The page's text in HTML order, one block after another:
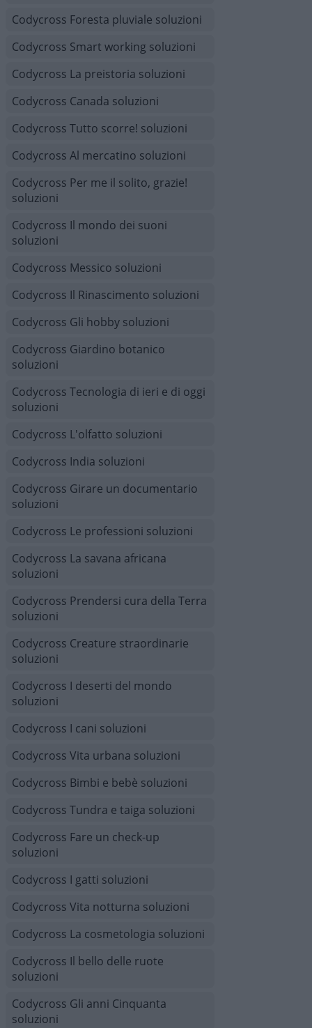
Codycross Foresta pluviale soluzioni
Codycross Smart working soluzioni
Codycross La preistoria soluzioni
Codycross Canada soluzioni
Codycross Tutto scorre! soluzioni
Codycross Al mercatino soluzioni
Codycross Per me il solito, grazie!
soluzioni
Codycross Il mondo dei suoni
soluzioni
Codycross Messico soluzioni
Codycross Il Rinascimento soluzioni
Codycross Gli hobby soluzioni
Codycross Giardino botanico
soluzioni
Codycross Tecnologia di ieri e di oggi
soluzioni
Codycross L'olfatto soluzioni
Codycross India soluzioni
Codycross Girare un documentario
soluzioni
Codycross Le professioni soluzioni
Codycross La savana africana
soluzioni
Codycross Prendersi cura della Terra
soluzioni
Codycross Creature straordinarie
soluzioni
Codycross I deserti del mondo
soluzioni
Codycross I cani soluzioni
Codycross Vita urbana soluzioni
Codycross Bimbi e bebè soluzioni
Codycross Tundra e taiga soluzioni
Codycross Fare un check-up
soluzioni
Codycross I gatti soluzioni
Codycross Vita notturna soluzioni
Codycross La cosmetologia soluzioni
Codycross Il bello delle ruote
soluzioni
Codycross Gli anni Cinquanta
soluzioni